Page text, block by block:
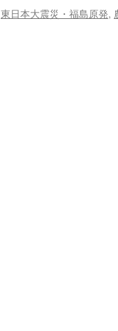
東日本大震災・福島原発,